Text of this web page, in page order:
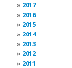
2017
2016
2015
2014
2013
2012
2011